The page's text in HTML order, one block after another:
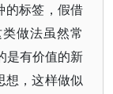
的标签，假借
做法虽然常
是有价值的新
想，这样做似